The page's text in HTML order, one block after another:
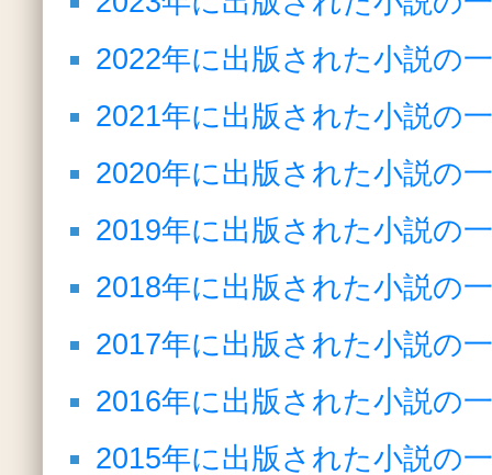
2022年に出版された小説の
2021年に出版された小説の
2020年に出版された小説の
2019年に出版された小説の
2018年に出版された小説の
2017年に出版された小説の
2016年に出版された小説の
2015年に出版された小説の